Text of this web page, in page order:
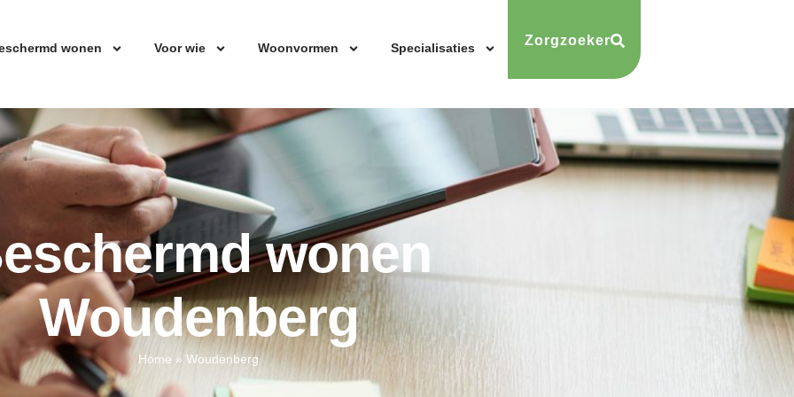
wonen Voor wie Woonvormen Specialisaties Zorgzoeker
wonen
Woudenberg
Home » Woudenberg